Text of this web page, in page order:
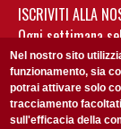
ISCRIVITI ALLA
Ogni settimana
non perderti gli
Nel nostro sito
funzionamento, sia
potrai attivare solo
tracciamento
sull'efficacia della